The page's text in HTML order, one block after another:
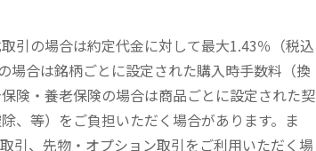
引の場合は約定代金に対して最大1.43％（税込
場合は銘柄ごとに設定された購入時手数料（換
険・養老保険の場合は商品ごとに設定された契
、等）をご負担いただく場合があります。ま
引、先物・オプション取引をご利用いただく場